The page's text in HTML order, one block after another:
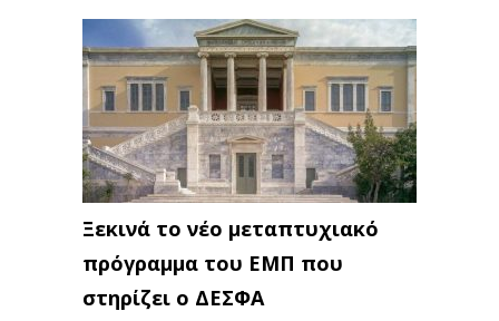
Ξεκινά το νέο μεταπτυχιακό
πρόγραμμα του ΕΜΠ που
στηρίζει ο ΔΕΣΦΑ